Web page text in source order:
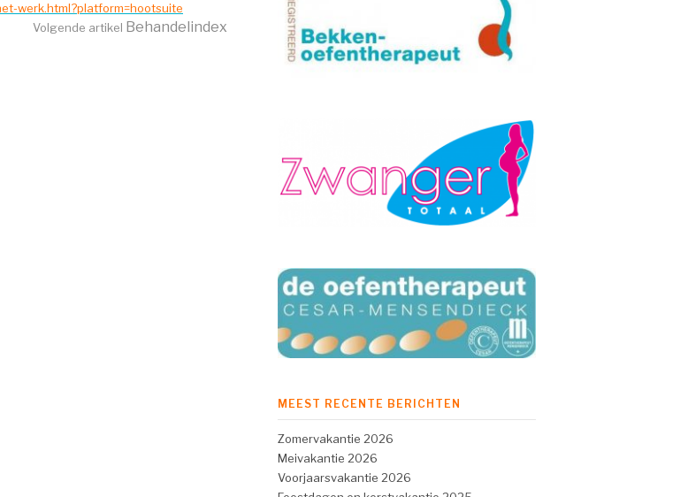
werk.html?platform=hootsuite
Volgende artikel Behandelindex
MEEST RECENTE BERICHTEN
Zomervakantie 2026
Meivakantie 2026
Voorjaarsvakantie 2026